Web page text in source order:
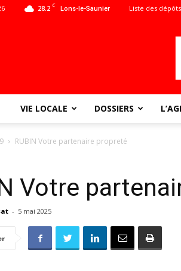
28.2 C Lons-le-Saunier Liste des dépôts
VIE LOCALE DOSSIERS
RUBIN Votre partenaire propreté
Votre
- 5 mai 2025